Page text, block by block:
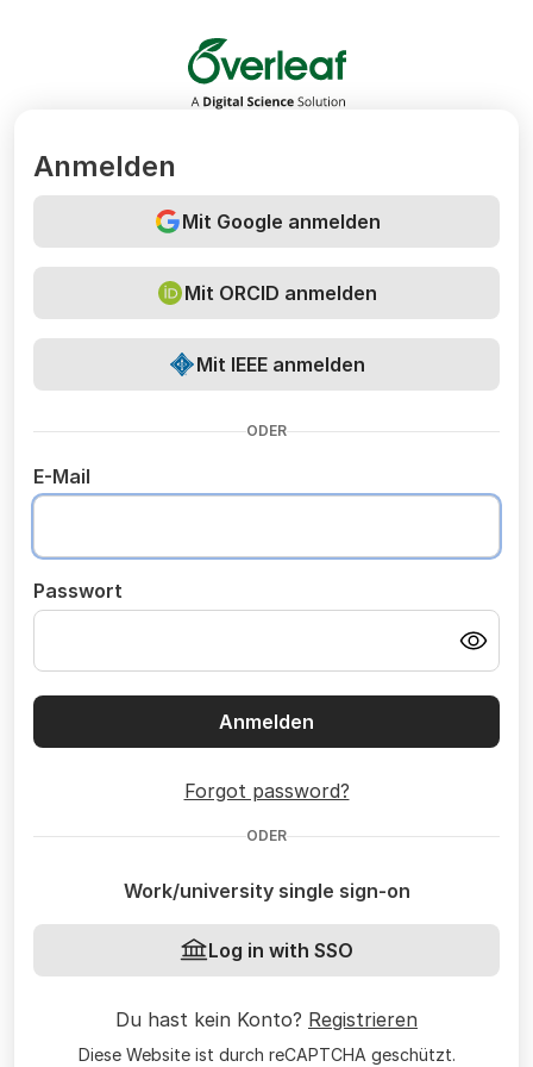
Overleaf
Anmelden
Mit Google anmelden
Mit ORCID anmelden
Mit IEEE anmelden
ODER
E-Mail
Passwort
Anmelden
Forgot password?
ODER
Work/university single sign-on
Log in with SSO
Du hast kein Konto? Registrieren
Diese Website ist durch reCAPTCHA geschützt.